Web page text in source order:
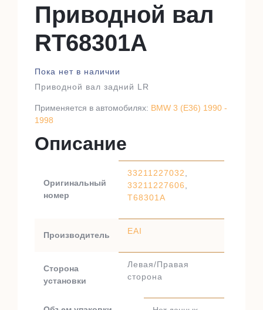
Приводной вал
RT68301A
Пока нет в наличии
Приводной вал задний LR
Применяется в автомобилях: BMW 3 (E36) 1990 -
1998
Описание
Оригинальный
номер
33211227032
33211227606
T68301A
Производитель EAI
Сторона
установки
Левая/Правая
сторона